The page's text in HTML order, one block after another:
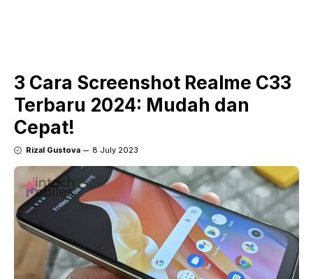
3 Cara Screenshot Realme C33
Terbaru 2024: Mudah dan
Cepat!
Rizal Gustova 8 July 2023